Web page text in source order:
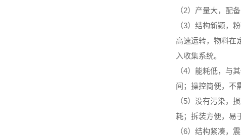
（2）产量大，配
（3）结构新颖，
高速运转，物料在
入收集系统。
（4）能耗低，与
间；操控简便，不
（5）没有污染，
耗；拆装方便，易
（6）结构紧凑，